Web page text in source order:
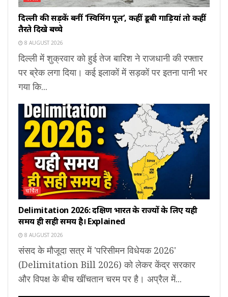
दिल्ली की सड़कें बनीं ‘स्विमिंग पूल’, कहीं डूबी गाड़ियां तो कहीं
तैरते दिखे बच्चे
8 AUGUST 2026
दिल्ली में शुक्रवार को हुई तेज बारिश ने राजधानी की रफ्तार
पर ब्रेक लगा दिया। कई इलाकों में सड़कों पर इतना पानी भर
गया कि...
चर्चित
Delimitation 2026: दक्षिण भारत के राज्यों के लिए यही
समय ही सही समय है। Explained
8 AUGUST 2026
संसद के मौजूदा सत्र में 'परिसीमन विधेयक 2026'
(Delimitation Bill 2026) को लेकर केंद्र सरकार
और विपक्ष के बीच खींचतान चरम पर है। अप्रैल में...